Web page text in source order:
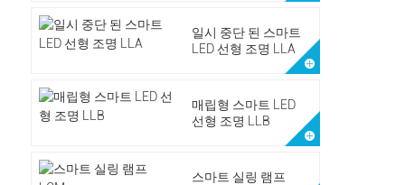
일시 중단 된 스마트
LED 선형 조명 LLA
매립형 스마트 LED
선형 조명 LLB
스마트 실링 램프